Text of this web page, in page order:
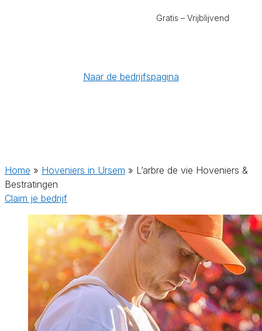
Gratis – Vrijblijvend
Naar de bedrijfspagina
Home » Hoveniers in Ursem » L’arbre de vie Hoveniers &
Bestratingen
Claim je bedrijf